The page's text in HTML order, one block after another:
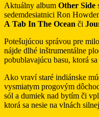
Aktuálny album Other Side
sedemdesiatnici Ron
A Tab In The Ocean či
Potešujúcou správou pre
nájde dlhé inštrumentálne
pobublavajúcu basu, ktorá
Ako vraví staré indiánske
vysmiatym progovým
sól a dumiek nad bytím či
ktorá sa nesie na vlnách